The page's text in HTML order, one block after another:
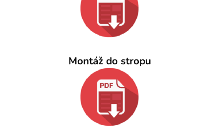
Montáž do stropu